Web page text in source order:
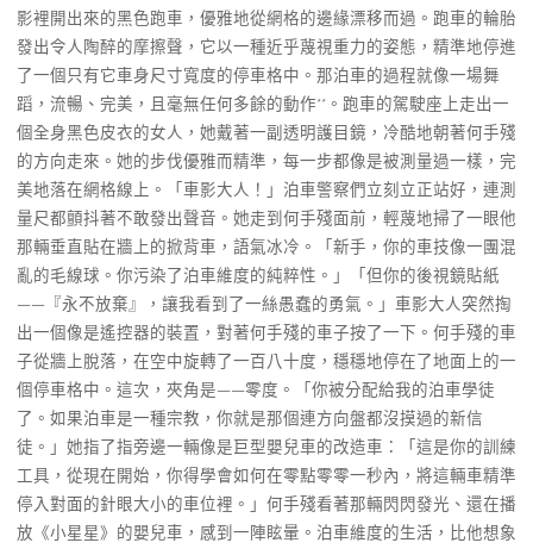
影裡開出來的黑色跑車，優雅地從網格的邊緣漂移而過。跑車的輪胎
發出令人陶醉的摩擦聲，它以一種近乎蔑視重力的姿態，精準地停進
了一個只有它車身尺寸寬度的停車格中。那泊車的過程就像一場舞
蹈，流暢、完美，且毫無任何多餘的動作**。跑車的駕駛座上走出一
個全身黑色皮衣的女人，她戴著一副透明護目鏡，冷酷地朝著何手殘
的方向走來。她的步伐優雅而精準，每一步都像是被測量過一樣，完
美地落在網格線上。「車影大人！」泊車警察們立刻立正站好，連測
量尺都顫抖著不敢發出聲音。她走到何手殘面前，輕蔑地掃了一眼他
那輛垂直貼在牆上的掀背車，語氣冰冷。「新手，你的車技像一團混
亂的毛線球。你污染了泊車維度的純粹性。」「但你的後視鏡貼紙
——『永不放棄』，讓我看到了一絲愚蠢的勇氣。」車影大人突然掏
出一個像是遙控器的裝置，對著何手殘的車子按了一下。何手殘的車
子從牆上脫落，在空中旋轉了一百八十度，穩穩地停在了地面上的一
個停車格中。這次，夾角是——零度。「你被分配給我的泊車學徒
了。如果泊車是一種宗教，你就是那個連方向盤都沒摸過的新信
徒。」她指了指旁邊一輛像是巨型嬰兒車的改造車：「這是你的訓練
工具，從現在開始，你得學會如何在零點零零一秒內，將這輛車精準
停入對面的針眼大小的車位裡。」何手殘看著那輛閃閃發光、還在播
放《小星星》的嬰兒車，感到一陣眩暈。泊車維度的生活，比他想象